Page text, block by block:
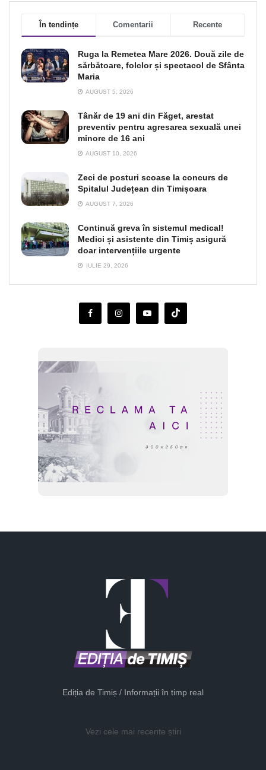
În tendințe Comentarii Recente
Ruga la Remetea Mare 2026. Două zile de
sărbătoare, folclor și spectacol de Sfânta
Maria
AUGUST 5, 2026
Tânăr de 19 ani din Făget, arestat
preventiv pentru agresarea sexuală unei
minore de 16 ani
AUGUST 10, 2026
Zeci de posturi scoase la concurs de
Spitalul Județean din Timișoara
AUGUST 7, 2026
Continuă greva în sistemul medical!
Medici și asistente din Timiș asigură
doar intervențiile urgente
IULIE 29, 2026
Ediția de Timiș / Informații în timp real
Vezi cele mai recente știri